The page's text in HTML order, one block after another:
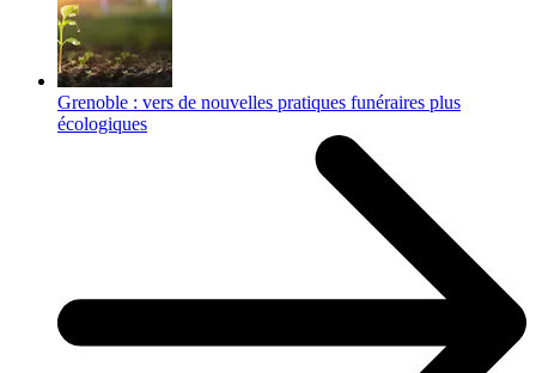
Grenoble : vers de nouvelles pratiques funéraires plus
écologiques